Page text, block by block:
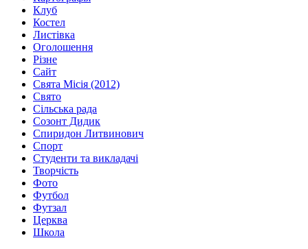
Клуб
Костел
Листівка
Оголошення
Різне
Сайт
Свята Місія (2012)
Свято
Сільська рада
Созонт Дидик
Спиридон Литвинович
Спорт
Студенти та викладачі
Творчість
Фото
Футбол
Футзал
Церква
Школа